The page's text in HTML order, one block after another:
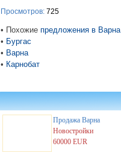
Просмотров: 725
• Похожие предложения в Варна
• Бургас
• Варна
• Карнобат
Продажа Варна
Новостройки
60000 EUR